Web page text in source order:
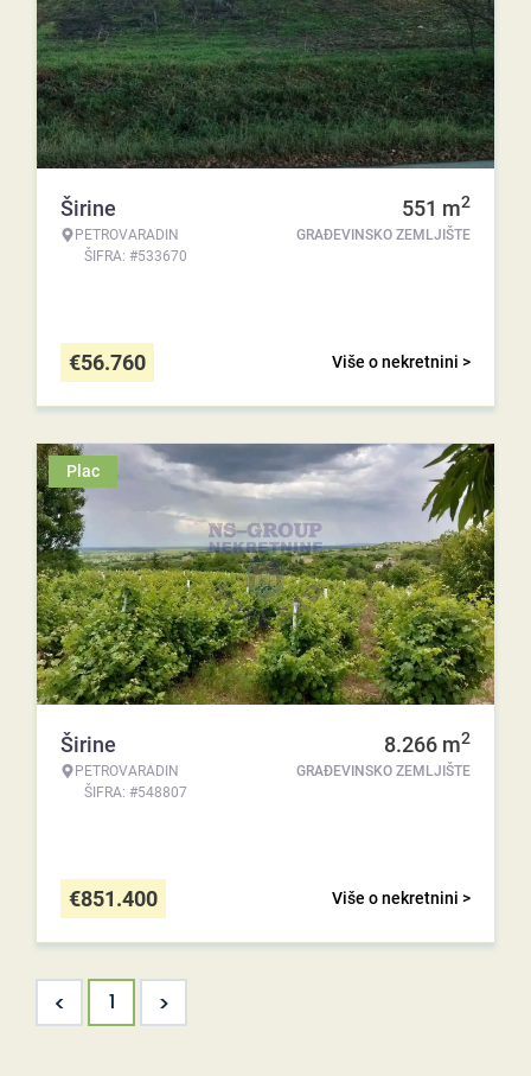
Širine
PETROVARADIN
ŠIFRA: #533670
551 m2
GRAĐEVINSKO ZEMLJIŠTE
Više o nekretnini >
€56.760
Plac
Širine
PETROVARADIN
ŠIFRA: #548807
8.266 m2
GRAĐEVINSKO ZEMLJIŠTE
Više o nekretnini >
€851.400
< 1 >